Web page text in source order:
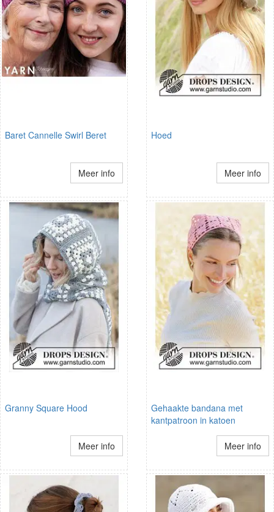
Baret Cannelle Swirl Beret
Meer info
Hoed
Meer info
Granny Square Hood
Meer info
Gehaakte bandana met
kantpatroon in katoen
Meer info